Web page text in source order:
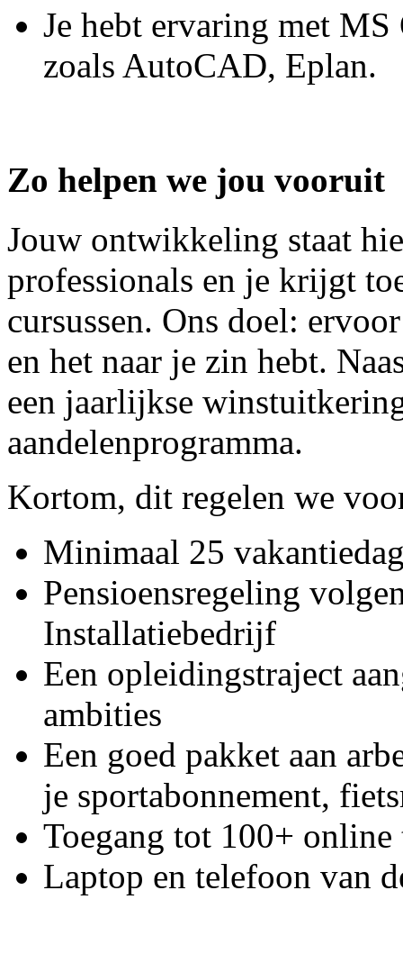
Je hebt ervaring met MS
zoals AutoCAD, Eplan.
Zo helpen we jou vooruit
Jouw ontwikkeling staat
professionals en je krijgt
cursussen. Ons doel:
en het naar je zin hebt.
een jaarlijkse
aandelenprogramma.
Kortom, dit regelen we
Minimaal 25
Pensioensregeling
Installatiebedrijf
Een opleidingstraject
ambities
Een goed pakket aan
je sportabonnement,
Toegang tot 100+
Laptop en telefoon van